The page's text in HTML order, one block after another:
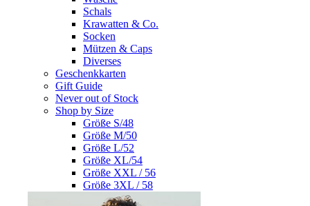
Schals
Krawatten & Co.
Socken
Mützen & Caps
Diverses
Geschenkkarten
Gift Guide
Never out of Stock
Shop by Size
Größe S/48
Größe M/50
Größe L/52
Größe XL/54
Größe XXL / 56
Größe 3XL / 58